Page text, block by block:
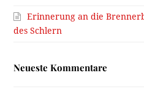
Erinnerung an die
des Schlern
Neueste Kommentare